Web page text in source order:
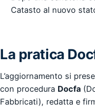
Catasto al nuovo
La pratica
L’aggiornamento si
con procedura Docfa
Fabbricati), redatta e